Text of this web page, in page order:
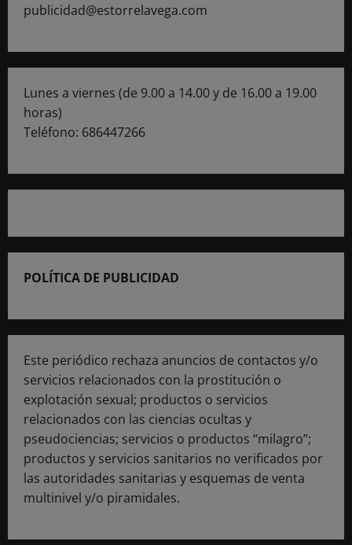
publicidad@estorrelavega.com
Lunes a viernes (de 9.00 a 14.00 y de 16.00 a 19.00
horas)
Teléfono: 686447266
POLÍTICA DE PUBLICIDAD
Este periódico rechaza anuncios de contactos y/o
servicios relacionados con la prostitución o
explotación sexual; productos o servicios
relacionados con las ciencias ocultas y
pseudociencias; servicios o productos “milagro”;
productos y servicios sanitarios no verificados por
las autoridades sanitarias y esquemas de venta
multinivel y/o piramidales.